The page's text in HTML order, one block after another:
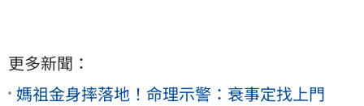
更多新聞：
媽祖金身摔落地！命理示警：衰事定找上門